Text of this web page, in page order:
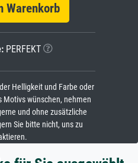
PERFEKT
Helligkeit und Farbe oder
Motivs wünschen, nehmen
und ohne zusätzliche
Sie bitte nicht, uns zu